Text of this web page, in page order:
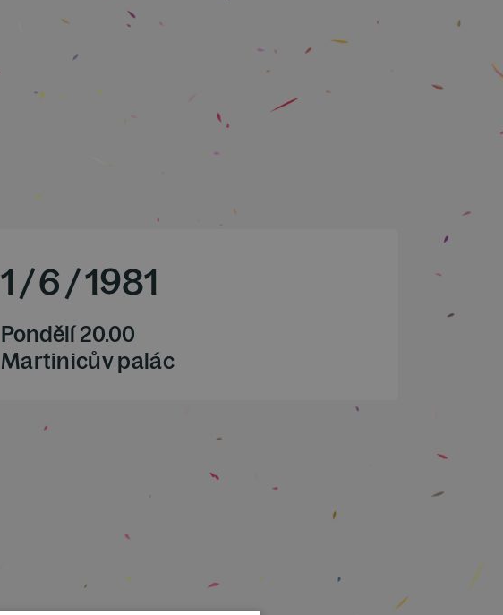
1/6/1981
Pondělí 20.00
Martinicův palác